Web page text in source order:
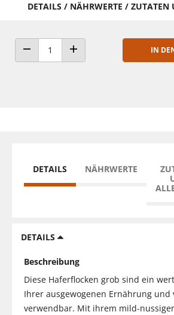
DETAILS / NÄHRWERTE / ZUTATEN
ANZAHL VERRINGERNANZAHL ERHÖHEN
IN
DETAILS NÄHRWERTE
DETAILS
Beschreibung
Diese Haferflocken grob sind ein
Ihrer ausgewogenen Ernährung und
verwendbar. Mit ihrem mild-